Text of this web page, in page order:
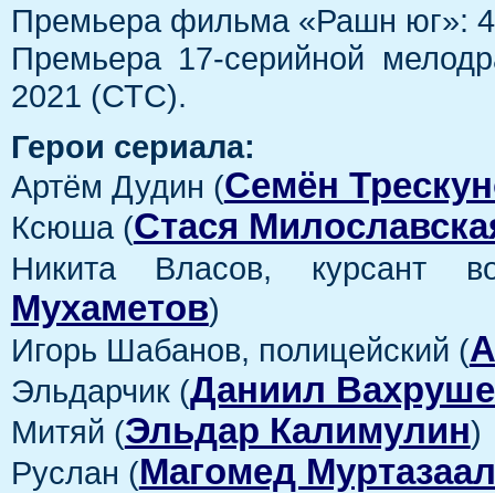
Премьера фильма «Рашн юг»: 4
Премьера 17-серийной
2021 (СТС).
Герои сериала:
Артём Дудин (Семён
Ксюша (Стася
Никита Власов, курсант
Мухаметов)
Игорь Шабанов, полицейский (
Эльдарчик (Даниил
Митяй (Эльдар Калимулин)
Руслан (Магомед